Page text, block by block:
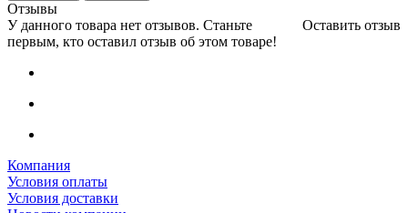
Отзывы
Оставить отзыв
У данного товара нет отзывов. Станьте
первым, кто оставил отзыв об этом товаре!
Компания
Условия оплаты
Условия доставки